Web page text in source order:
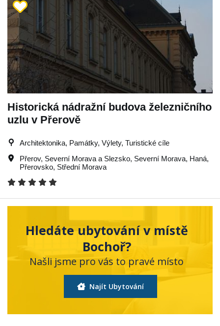
Historická nádražní budova železničního
uzlu v Přerově
Architektonika, Památky, Výlety, Turistické cíle
Přerov, Severní Morava a Slezsko, Severní Morava, Haná,
Přerovsko, Střední Morava
Hledáte ubytování v místě
Bochoř?
Našli jsme pro vás to pravé místo
Najít Ubytování